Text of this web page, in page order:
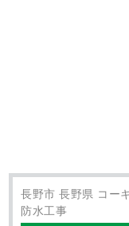
長野市 長野県 コーキング(シーリング) 外壁塗装 屋上防水
防水工事